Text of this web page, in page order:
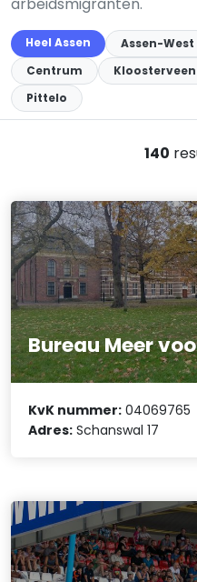
Heel Assen Assen-West
Centrum
Kloosterveen
Pittelo
140
Bureau Meer
KvK nummer: 04069765
Adres: Schanswal 17